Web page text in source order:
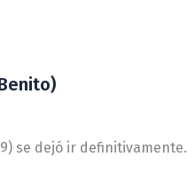
se dejó ir